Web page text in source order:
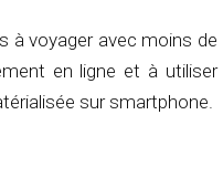
à voyager avec moins de
en ligne et à utiliser
sur smartphone.